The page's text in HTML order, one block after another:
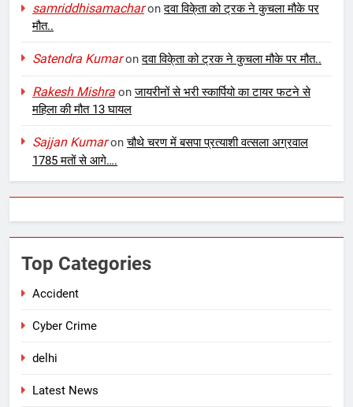
samriddhisamacharonदवा विके्ता को ट्रक ने कुचला मौके पर
मौत..
Satendra Kumaronदवा विके्ता को ट्रक ने कुचला मौके पर मौत..
Rakesh Mishra onजायरीनों से भरी स्कार्पियो का टायर फटने से
महिला की मौत 13 घायल
Sajjan Kumaronचौथे चरण में बसपा प्रत्याशी वत्सला अग्रवाल
1785 मतों से आगे….
Top Categories
Accident
Cyber Crime
delhi
Latest News